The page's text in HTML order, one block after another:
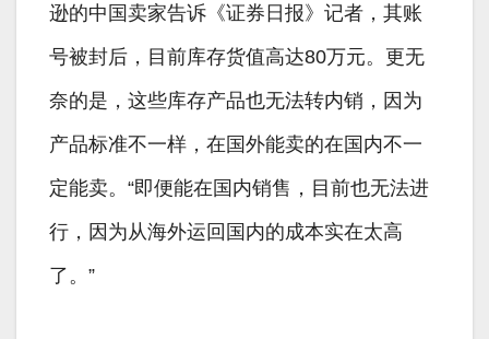
逊的中国卖家告诉《证券日报》记者，其账
号被封后，目前库存货值高达80万元。更无
奈的是，这些库存产品也无法转内销，因为
产品标准不一样，在国外能卖的在国内不一
定能卖。“即便能在国内销售，目前也无法进
行，因为从海外运回国内的成本实在太高
了。”